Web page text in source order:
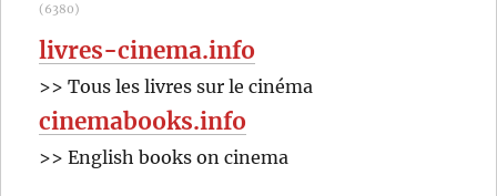
(6380)
livres-cinema.info
>> Tous les livres sur le cinéma
cinemabooks.info
>> English books on cinema